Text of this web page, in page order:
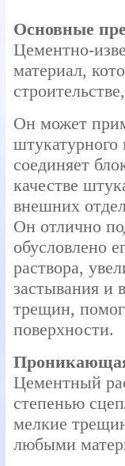
Основные
Цементно-
материал,
Он может
соединяет
качестве
внешних
Он отлично
обусловлено
раствора,
застывания и
трещин,
поверхности.
Цементный
степенью
мелкие
любыми